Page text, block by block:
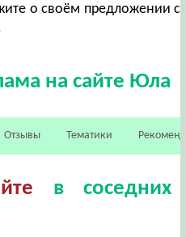
о своём предложении с
на сайте Юла
Отзывы Тематики
в соседних